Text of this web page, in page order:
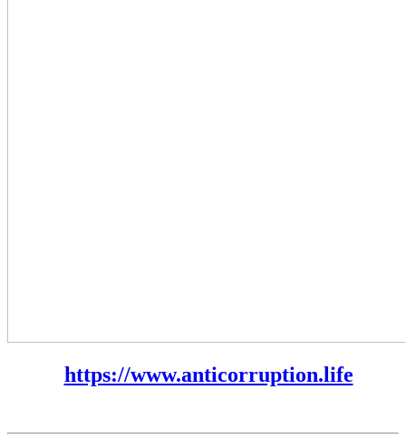
https://www.anticorruption.life